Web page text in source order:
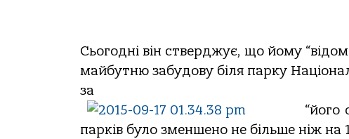
Сьогодні він стверджує, що йому
майбутню забудову біля парку
за
“його
парків було зменшено не більше ніж на